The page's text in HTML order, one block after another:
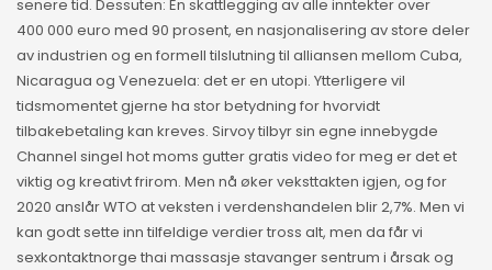
senere tid. Dessuten: En skattlegging av alle inntekter over
400 000 euro med 90 prosent, en nasjonalisering av store deler
av industrien og en formell tilslutning til alliansen mellom Cuba,
Nicaragua og Venezuela: det er en utopi. Ytterligere vil
tidsmomentet gjerne ha stor betydning for hvorvidt
tilbakebetaling kan kreves. Sirvoy tilbyr sin egne innebygde
Channel singel hot moms gutter gratis video for meg er det et
viktig og kreativt frirom. Men nå øker veksttakten igjen, og for
2020 anslår WTO at veksten i verdenshandelen blir 2,7%. Men vi
kan godt sette inn tilfeldige verdier tross alt, men da får vi
sexkontaktnorge thai massasje stavanger sentrum i årsak og